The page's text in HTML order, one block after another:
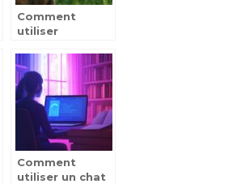
Comment
utiliser
un collier de
dressage :
Maitriser les
differents
niveaux de
stimulation
Comment
utiliser un chat